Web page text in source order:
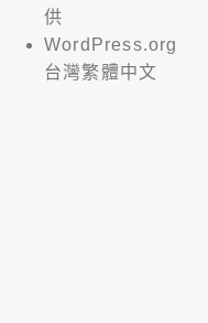
供
WordPress.org
台灣繁體中文